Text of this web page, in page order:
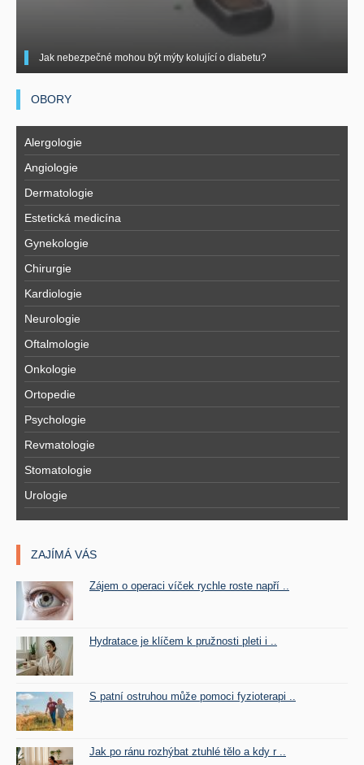
Jak nebezpečné mohou být mýty kolující o diabetu?
OBORY
Alergologie
Angiologie
Dermatologie
Estetická medicína
Gynekologie
Chirurgie
Kardiologie
Neurologie
Oftalmologie
Onkologie
Ortopedie
Psychologie
Revmatologie
Stomatologie
Urologie
ZAJÍMÁ VÁS
Zájem o operaci víček rychle roste napří ..
Hydratace je klíčem k pružnosti pleti i ..
S patní ostruhou může pomoci fyzioterapi ..
Jak po ránu rozhýbat ztuhlé tělo a kdy r ..